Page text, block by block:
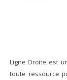
Ligne Droite est
toute ressource